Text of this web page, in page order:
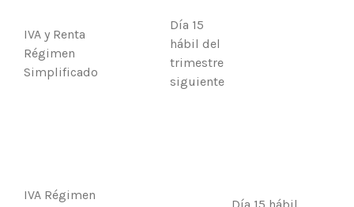
IVA y Renta
Régimen
Simplificado
Día 15
hábil del
trimestre
siguiente
IVA Régimen